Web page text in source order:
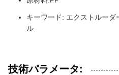
キーワード: エクストルー
ル
技術パラメータ: